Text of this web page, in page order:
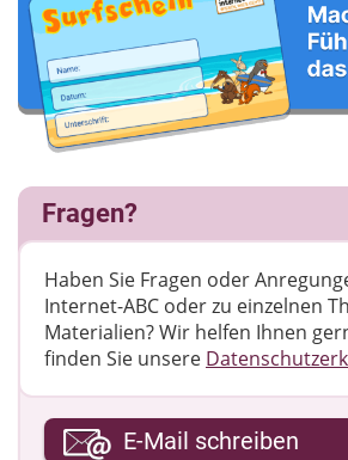
Fragen?
Haben Sie Fragen oder
Internet-ABC oder zu einzelnen
Materialien? Wir helfen Ihnen
finden Sie unsere
Ihre E-Mail-Adresse
E-Mail schreiben